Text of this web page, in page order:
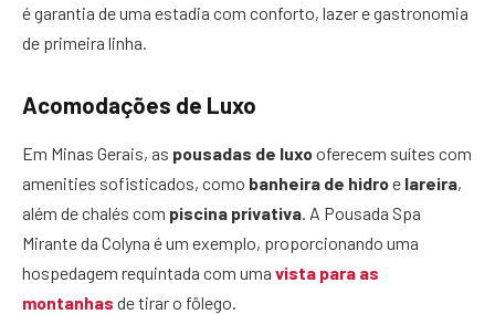
é garantia de uma estadia com conforto, lazer e gastronomia
de primeira linha.
Acomodações de Luxo
Em Minas Gerais, as pousadas de luxooferecem suítes com
amenities sofisticados, como banheira de hidroe lareira,
além de chalés com piscina privativa. A Pousada Spa
Mirante da Colyna é um exemplo, proporcionando uma
hospedagem requintada com uma vista para as
montanhas de tirar o fôlego.